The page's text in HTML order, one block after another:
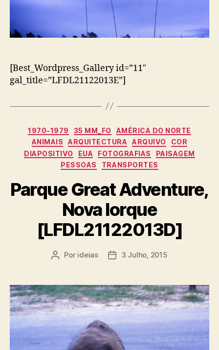
[Best_Wordpress_Gallery id=”11″
gal_title=”LFDL21122013E”]
Categorias
1970-1979 35 MM_FO
AMÉRICA DO NORTE
ANIMAIS
ARQUITECTURA ARQUIVO
COR
DIAPOSITIVO
EUA FOTOGRAFIAS
PAISAGEM
PESSOAS
TRANSPORTES
Parque Great Adventure,
Nova Iorque
[LFDL21122013D]
Autor
Por ideias
Data3 Julho, 2015